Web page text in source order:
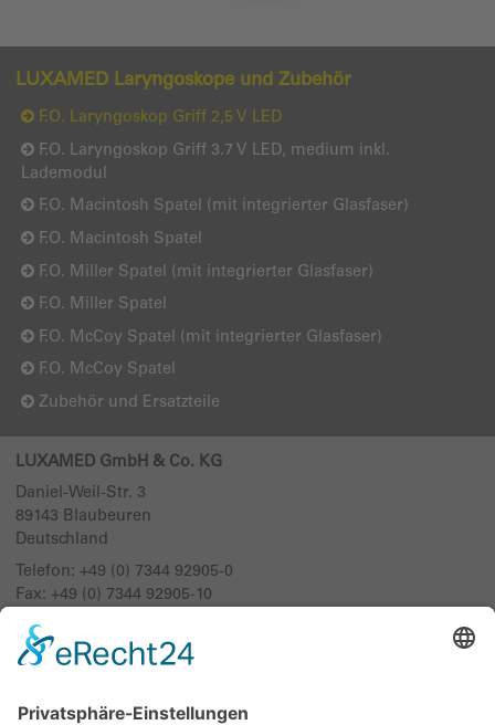
LUXAMED Laryngoskope und Zubehör
F.O. Laryngoskop Griff 2,5 V LED
F.O. Laryngoskop Griff 3.7 V LED, medium inkl.
Lademodul
F.O. Macintosh Spatel (mit integrierter Glasfaser)
F.O. Macintosh Spatel
F.O. Miller Spatel (mit integrierter Glasfaser)
F.O. Miller Spatel
F.O. McCoy Spatel (mit integrierter Glasfaser)
F.O. McCoy Spatel
Zubehör und Ersatzteile
LUXAMED GmbH & Co. KG
Daniel-Weil-Str. 3
89143 Blaubeuren
Deutschland
Telefon: +49 (0) 7344 92905-0
Fax: +49 (0) 7344 92905-10
info@luxamed.de
www.luxamed.de